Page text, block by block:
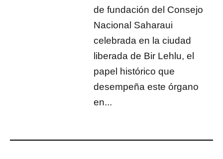
de fundación del Consejo
Nacional Saharaui
celebrada en la ciudad
liberada de Bir Lehlu, el
papel histórico que
desempeña este órgano
en...